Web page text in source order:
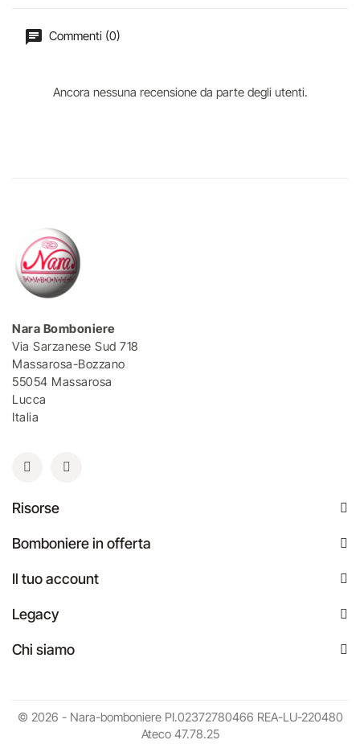
Commenti (0)
Ancora nessuna recensione da parte degli utenti.
Nara Bomboniere
Via Sarzanese Sud 718
Massarosa-Bozzano
55054 Massarosa
Lucca
Italia
Risorse
Bomboniere in offerta
Il tuo account
Legacy
Chi siamo
© 2026 - Nara-bomboniere PI.02372780466 REA-LU-220480
Ateco 47.78.25